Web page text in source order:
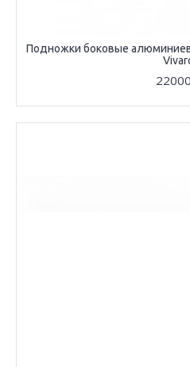
Подножки боковые